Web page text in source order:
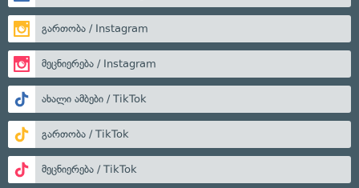
გართობა / Instagram
მეცნიერება / Instagram
ახალი ამბები / TikTok
გართობა / TikTok
მეცნიერება / TikTok